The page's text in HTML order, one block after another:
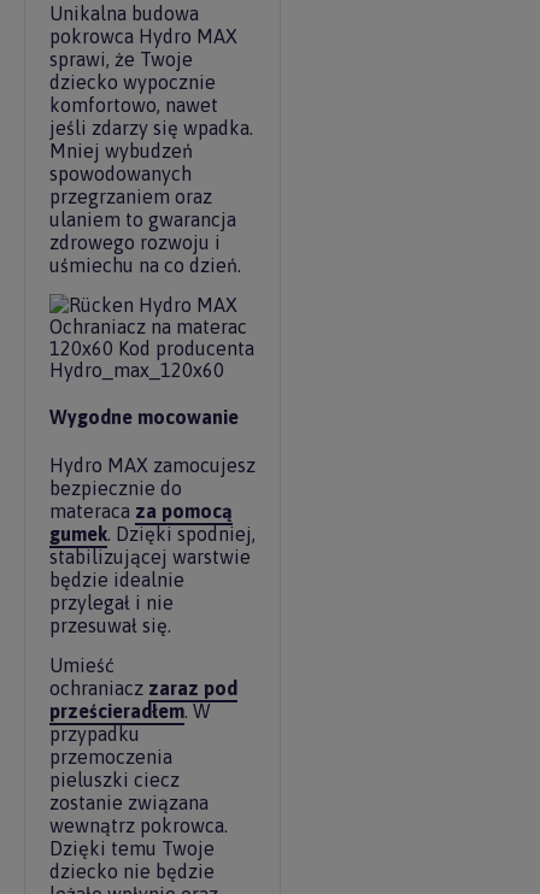
Unikalna budowa
pokrowca Hydro MAX
sprawi, że Twoje
dziecko wypocznie
komfortowo, nawet
jeśli zdarzy się wpadka.
Mniej wybudzeń
spowodowanych
przegrzaniem oraz
ulaniem to gwarancja
zdrowego rozwoju i
uśmiechu na co dzień.
Wygodne mocowanie
Hydro MAX zamocujesz
bezpiecznie do
materaca za pomocą
gumek. Dzięki spodniej,
stabilizującej warstwie
będzie idealnie
przylegał i nie
przesuwał się.
Umieść
ochraniacz zaraz pod
prześcieradłem. W
przypadku
przemoczenia
pieluszki ciecz
zostanie związana
wewnątrz pokrowca.
Dzięki temu Twoje
dziecko nie będzie